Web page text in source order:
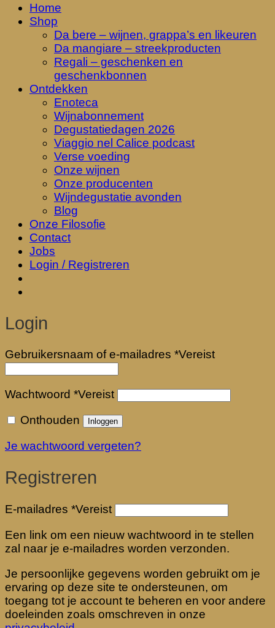
Home
Shop
Da bere – wijnen, grappa’s en likeuren
Da mangiare – streekproducten
Regali – geschenken en
geschenkbonnen
Ontdekken
Enoteca
Wijnabonnement
Degustatiedagen 2026
Viaggio nel Calice podcast
Verse voeding
Onze wijnen
Onze producenten
Wijndegustatie avonden
Blog
Onze Filosofie
Contact
Jobs
Login / Registreren
Login
Gebruikersnaam of e-mailadres *Vereist
Wachtwoord *Vereist
Onthouden Inloggen
Je wachtwoord vergeten?
Registreren
E-mailadres *Vereist
Een link om een nieuw wachtwoord in te stellen
zal naar je e-mailadres worden verzonden.
Je persoonlijke gegevens worden gebruikt om je
ervaring op deze site te ondersteunen, om
toegang tot je account te beheren en voor andere
doeleinden zoals omschreven in onze